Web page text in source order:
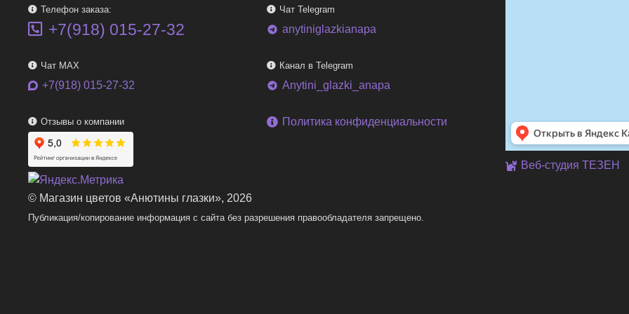
Телефон заказа:
+7(918) 015-27-32
Чат MAX
+7(918) 015-27-32
Отзывы о компании
Чат Telegram
telegram anytiniglazkianapa
Канал в Telegram
telegram Anytini_glazki_anapa
Политика конфиденциальности
Веб-студия ТЕЗЕН
© Магазин цветов «Анютины глазки», 2026
Публикация/копирование информация с сайта без разрешения правообладателя запрещено.